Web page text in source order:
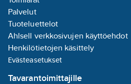
Palvelut
Tuoteluettelot
Ahlsell verkkosivujen käyttöehdot
Henkilötietojen käsittely
Evästeasetukset
Tavarantoimittajille